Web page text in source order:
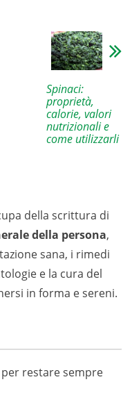
Spinaci:
proprietà,
calorie, valori
nutrizionali e
come utilizzarli
della scrittura di
della persona,
sana, i rimedi
e la cura del
in forma e sereni.
restare sempre